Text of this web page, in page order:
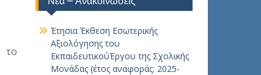
το
Έτησια Έκθεση Εσωτερικής
Αξιολόγησης του
ΕκπαιδευτικούΈργου της Σχολικής
Μονάδας (έτος αναφοράς: 2025-